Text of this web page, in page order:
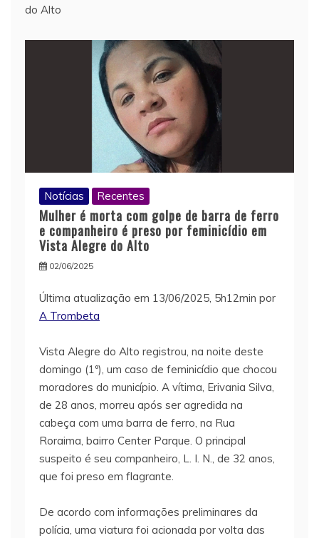
do Alto
Notícias Recentes
Mulher é morta com golpe de barra de ferro
e companheiro é preso por feminicídio em
Vista Alegre do Alto
02/06/2025
Última atualização em 13/06/2025, 5h12min por
A Trombeta
Vista Alegre do Alto registrou, na noite deste
domingo (1º), um caso de feminicídio que chocou
moradores do município. A vítima, Erivania Silva,
de 28 anos, morreu após ser agredida na
cabeça com uma barra de ferro, na Rua
Roraima, bairro Center Parque. O principal
suspeito é seu companheiro, L. I. N., de 32 anos,
que foi preso em flagrante.
De acordo com informações preliminares da
polícia, uma viatura foi acionada por volta das